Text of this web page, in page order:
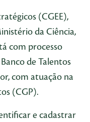
(CGEE),
da Ciência,
com processo
de Talentos
com atuação na
(CGP).
e cadastrar